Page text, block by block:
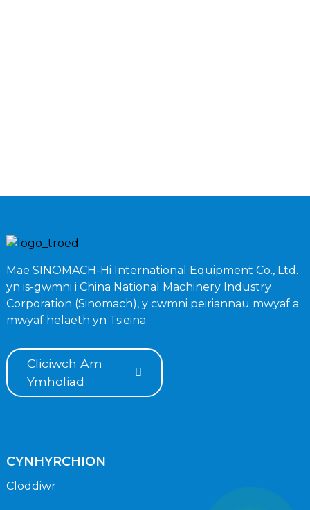
Mae SINOMACH-Hi International Equipment Co., Ltd.
yn is-gwmni i China National Machinery Industry
Corporation (Sinomach), y cwmni peiriannau mwyaf a
mwyaf helaeth yn Tsieina.
Cliciwch Am
Ymholiad
CYNHYRCHION
Cloddiwr